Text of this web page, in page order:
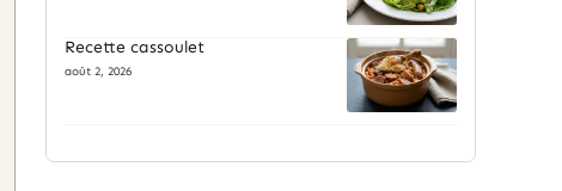
Recette cassoulet
août 2, 2026